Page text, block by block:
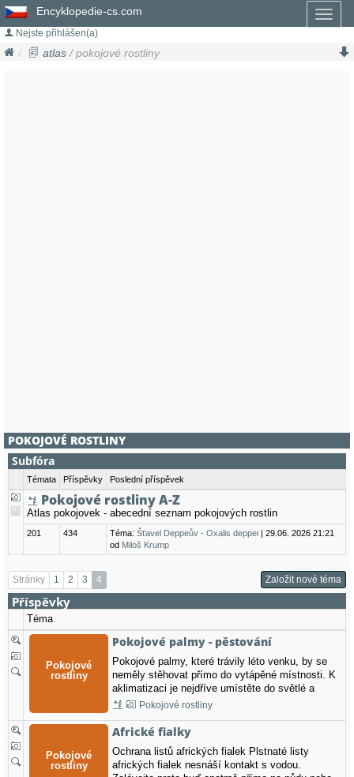
Encyklopedie-cs.com
Nejste přihlášen(a)
atlas / pokojové rostliny
POKOJOVÉ ROSTLINY
Subfóra
Témata Příspěvky Poslední příspěvek
Pokojové rostliny A-Z
Atlas pokojovek - abecední seznam pokojových rostlin
201 434 Téma: Šťavel Deppeův - Oxalis deppei | 29.06. 2026 21:21
od Miloš Krump
Stránky 1 2 3 4 Založit nové téma
Příspěvky
Téma
Pokojové palmy - pěstování
Pokojové palmy, které trávily léto venku, by se
neměly stěhovat přímo do vytápěné místnosti. K
aklimatizaci je nejdříve umístěte do světlé a
chladné chodby. Rada z rubriky Co je důležité v
Pokojové rostliny
Africké fialky
Ochrana listů afrických fialek Plstnaté listy
afrických fialek nesnáší kontakt s vodou.